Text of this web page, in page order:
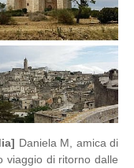
Daniela M, amica di
viaggio di ritorno dalle